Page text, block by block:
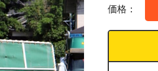
価格：